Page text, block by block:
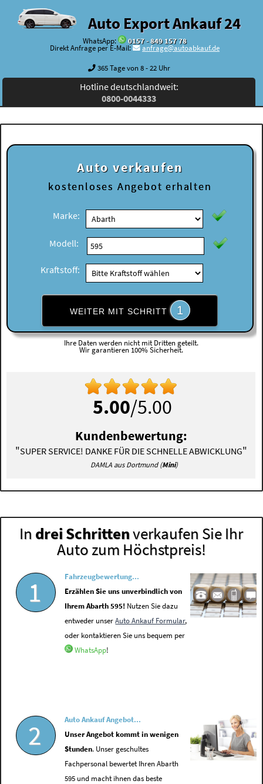
Auto Export Ankauf 24
WhatsApp:
0157 - 849 157 78
Direkt Anfrage per E-Mail:
anfrage@autoabkauf.de
365 Tage von 8 - 22 Uhr
Hotline deutschlandweit:
0800-0044333
Auto verkaufen
kostenloses Angebot erhalten
Marke:
Modell:
Kraftstoff:
WEITER MIT SCHRITT 1
Ihre Daten werden nicht mit Dritten geteilt.
Wir garantieren 100% Sicherheit.
5.00/5.00
Kundenbewertung:
"SUPER SERVICE! DANKE FÜR DIE SCHNELLE ABWICKLUNG"
DAMLA aus Dortmund (Mini)
In drei Schrittenverkaufen Sie Ihr
Auto zum Höchstpreis!
1
Fahrzeugbewertung...
Erzählen Sie uns unverbindlich von
Ihrem Abarth 595! Nutzen Sie dazu
entweder unserAuto Ankauf Formular,
oder kontaktieren Sie uns bequem per
WhatsApp!
2
Auto Ankauf Angebot...
Unser Angebot kommt in wenigen
Stunden. Unser geschultes
Fachpersonal bewertet Ihren Abarth
595 und macht ihnen das beste